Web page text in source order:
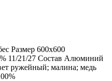
Размер 600x600
11/21/27 Состав Алюминий
ружейный; малина; медь